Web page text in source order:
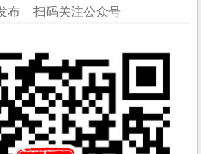
布 – 扫码关注公众号